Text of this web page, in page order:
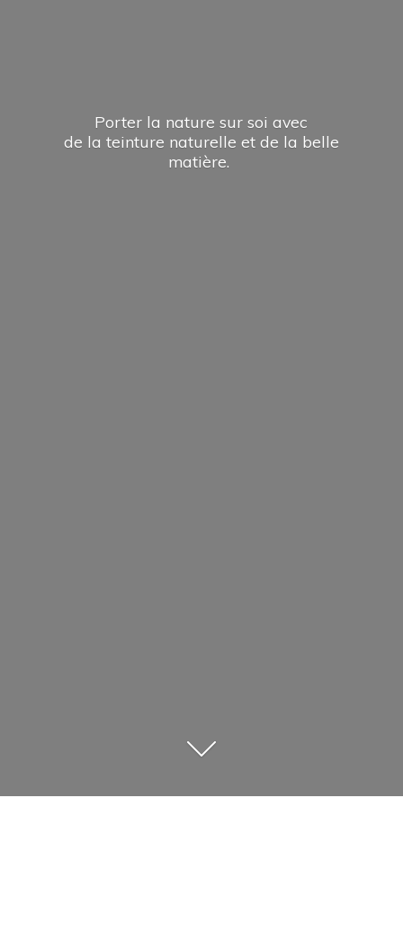
Porter la nature sur soi avec
de la teinture naturelle et de la belle
matière.